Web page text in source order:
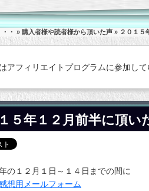
・ » 購入者様や読者様から頂いた声» ２０１５
アフィリエイトプログラムに参加して
５年１２月前半に頂
の１２月１日～１４日までの間に
想用メールフォーム